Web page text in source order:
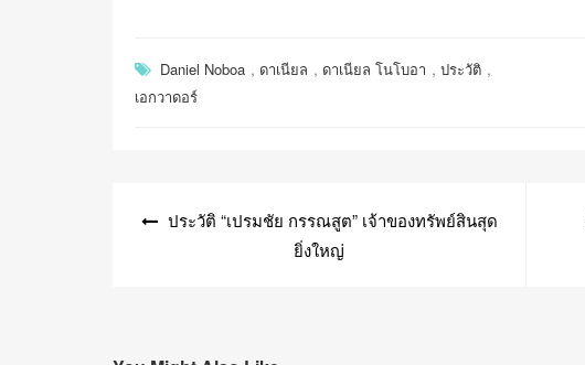
Daniel Noboa , ดาเนียล , ดาเนียล โนโบอา , ประวัติ ,
เอกวาดอร์
ประวัติ “เปรมชัย กรรณสูต” เจ้าของทรัพย์สินสุด
ยิ่งใหญ่